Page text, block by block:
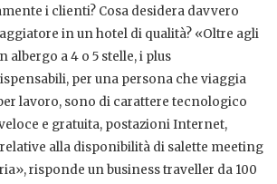
i clienti? Cosa desidera davvero
in un hotel di qualità? «Oltre agli
albergo a 4 o 5 stelle, i plus
per una persona che viaggia
lavoro, sono di carattere tecnologico
e gratuita, postazioni Internet,
alla disponibilità di salette meeting
risponde un business traveller da 100